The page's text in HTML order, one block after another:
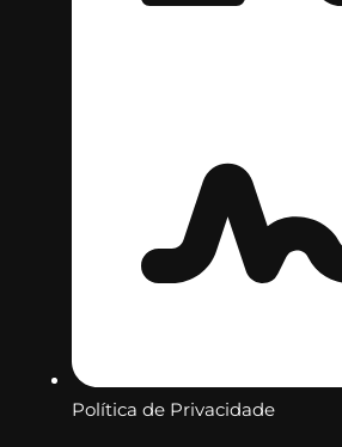
Política de Privacidade